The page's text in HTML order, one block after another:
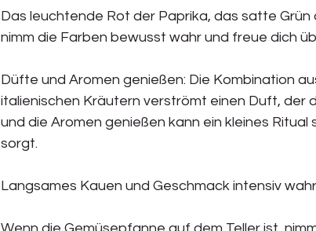
Das leuchtende Rot der Paprika, das satte Grün
nimm die Farben bewusst wahr und freue dich
Düfte und Aromen genießen: Die Kombination
italienischen Kräutern verströmt einen Duft, der
und die Aromen genießen kann ein kleines Ritual
sorgt.
Langsames Kauen und Geschmack intensiv